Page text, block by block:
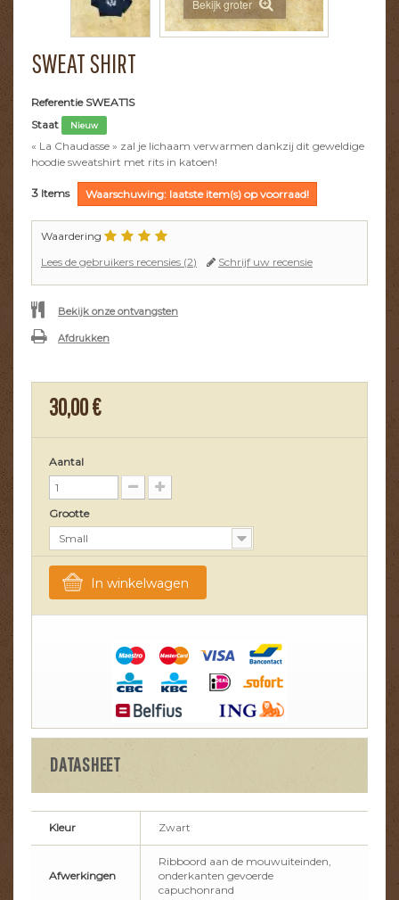
Bekijk groter
SWEAT SHIRT
Referentie SWEAT1S
Staat
Nieuw
« La Chaudasse » zal je lichaam verwarmen dankzij dit geweldige
hoodie sweatshirt met rits in katoen!
3 Items Waarschuwing: laatste item(s) op voorraad!
Waardering
Lees de gebruikers recensies (2) Schrijf uw recensie
Bekijk onze ontvangsten
Afdrukken
30,00 €
Aantal
Grootte
Small
In winkelwagen
DATASHEET
Kleur Zwart
Afwerkingen
Ribboord aan de mouwuiteinden,
onderkanten gevoerde
capuchonrand